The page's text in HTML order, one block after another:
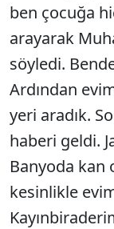
ben çocuğa
arayarak
söyledi.
Ardından
yeri aradık.
haberi geldi.
Banyoda kan
kesinlikle